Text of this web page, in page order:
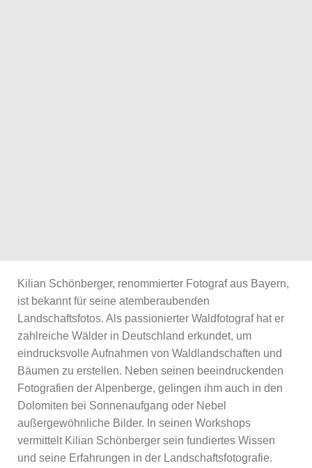
Kilian Schönberger, renommierter Fotograf aus Bayern,
ist bekannt für seine atemberaubenden
Landschaftsfotos. Als passionierter Waldfotograf hat er
zahlreiche Wälder in Deutschland erkundet, um
eindrucksvolle Aufnahmen von Waldlandschaften und
Bäumen zu erstellen. Neben seinen beeindruckenden
Fotografien der Alpenberge, gelingen ihm auch in den
Dolomiten bei Sonnenaufgang oder Nebel
außergewöhnliche Bilder. In seinen Workshops
vermittelt Kilian Schönberger sein fundiertes Wissen
und seine Erfahrungen in der Landschaftsfotografie.